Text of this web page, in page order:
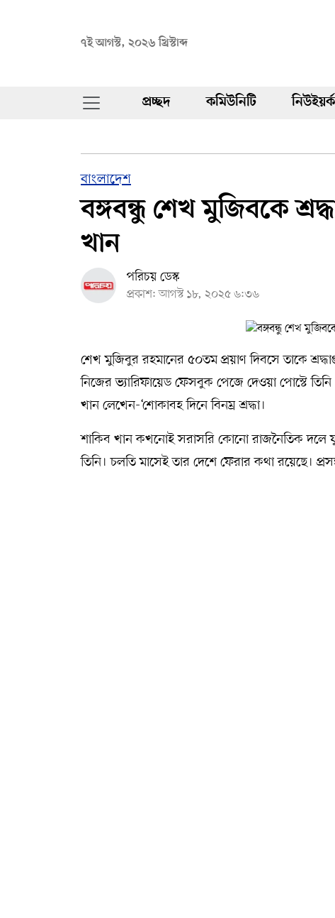
৭ই আগস্ট, ২০২৬ খ্রিস্টাব্দ
প্রচ্ছদ কমিউনিটি নিউইয়র্ক
বাংলাদেশ
বঙ্গবন্ধু শেখ মুজিবকে
খান
পরিচয় ডেস্ক
প্রকাশ: আগস্ট ১৮, ২০২৫ ৬:৩৬
শেখ মুজিবুর রহমানের ৫০তম প্রয়াণ দিবসে তাকে
নিজের ভ্যারিফায়েড ফেসবুক পেজে দেওয়া পোস্টে
খান লেখেন-‘শোকাবহ দিনে বিনম্র শ্রদ্ধা।
শাকিব খান কখনোই সরাসরি কোনো রাজনৈতিক দলে যুক্ত
তিনি। চলতি মাসেই তার দেশে ফেরার কথা রয়েছে।